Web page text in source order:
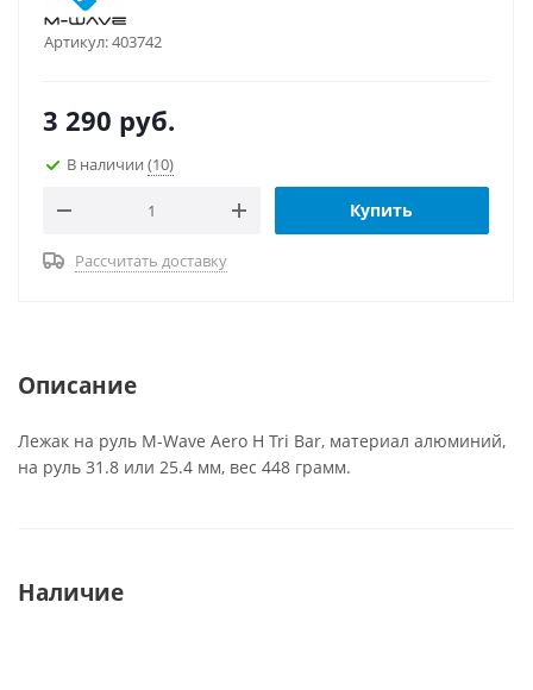
Артикул:403742
3 290 руб.
В наличии (10)
Купить
Рассчитать доставку
Описание
Лежак на руль M-Wave Aero H Tri Bar, материал алюминий,
на руль 31.8 или 25.4 мм, вес 448 грамм.
Наличие